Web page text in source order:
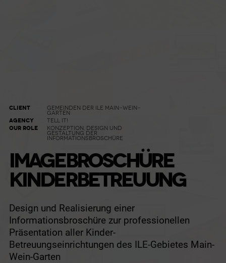
CLIENT GEMEINDEN DER ILE MAIN-WEIN-
GARTEN
AGENCY
TELL IT!
OUR ROLE
KONZEPTION, DESIGN UND
GESTALTUNG DER
INFORMATIONSBROSCHÜRE
IMAGEBROSCHÜRE
KINDERBETREUUNG
Design und Realisierung einer
Informationsbroschüre zur professionellen
Präsentation aller Kinder-
Betreuungseinrichtungen des ILE-Gebietes Main-
Wein-Garten